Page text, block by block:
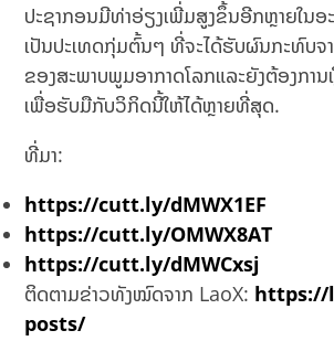
ປະຊາກອນມີທ່າອ່ຽງເພີ່ມສູງຂຶ້ນອີກຫຼາຍໃນ
ເປັນປະເທດກຸ່ມຕົ້ນໆ ທີ່ຈະໄດ້ຮັບຜົນກະທົບຈ
ຂອງສະພາບພູມອາກາດໂລກແລະຍັງຕ້ອງກາ
ເພື່ອຮັບມືກັບວິກິດນີ້ໃຫ້ໄດ້ຫຼາຍທີ່ສຸດ.
ທີ່ມາ:
https://cutt.ly/dMWX1EF
https://cutt.ly/OMWX8AT
https://cutt.ly/dMWCxsj
ຕິດຕາມຂ່າວທັງໝົດຈາກ LaoX: https://
posts/